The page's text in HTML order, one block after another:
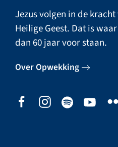
Jezus volgen in de
Heilige Geest. Dat is
dan 60 jaar voor staan.
Over Opwekking